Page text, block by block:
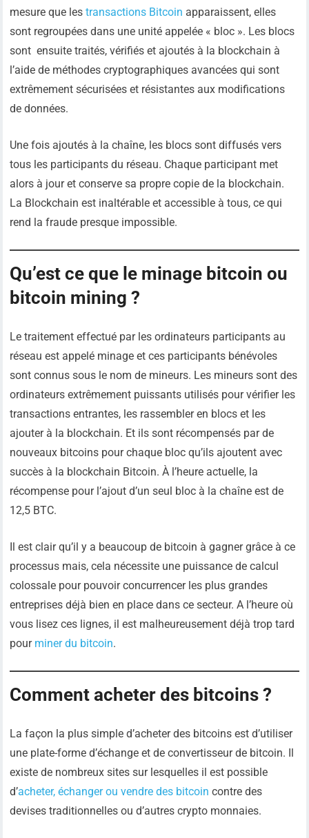
mesure que lestransactions Bitcoin apparaissent, elles
sont regroupées dans une unité appelée « bloc ». Les blocs
sont ensuite traités, vérifiés et ajoutés à la blockchain à
l’aide de méthodes cryptographiques avancées qui sont
extrêmement sécurisées et résistantes aux modifications
de données.
Une fois ajoutés à la chaîne, les blocs sont diffusés vers
tous les participants du réseau. Chaque participant met
alors à jour et conserve sa propre copie de la blockchain.
La Blockchain est inaltérable et accessible à tous, ce qui
rend la fraude presque impossible.
Qu’est ce que le minage bitcoin ou
bitcoin mining ?
Le traitement effectué par les ordinateurs participants au
réseau est appelé minage et ces participants bénévoles
sont connus sous le nom de mineurs. Les mineurs sont des
ordinateurs extrêmement puissants utilisés pour vérifier les
transactions entrantes, les rassembler en blocs et les
ajouter à la blockchain. Et ils sont récompensés par de
nouveaux bitcoins pour chaque bloc qu’ils ajoutent avec
succès à la blockchain Bitcoin. À l’heure actuelle, la
récompense pour l’ajout d’un seul bloc à la chaîne est de
12,5 BTC.
Il est clair qu’il y a beaucoup de bitcoin à gagner grâce à ce
processus mais, cela nécessite une puissance de calcul
colossale pour pouvoir concurrencer les plus grandes
entreprises déjà bien en place dans ce secteur. A l’heure où
vous lisez ces lignes, il est malheureusement déjà trop tard
pour miner du bitcoin.
Comment acheter des bitcoins ?
La façon la plus simple d’acheter des bitcoins est d’utiliser
une plate-forme d’échange et de convertisseur de bitcoin. Il
existe de nombreux sites sur lesquelles il est possible
d’acheter, échanger ou vendre des bitcoin contre des
devises traditionnelles ou d’autres crypto monnaies.